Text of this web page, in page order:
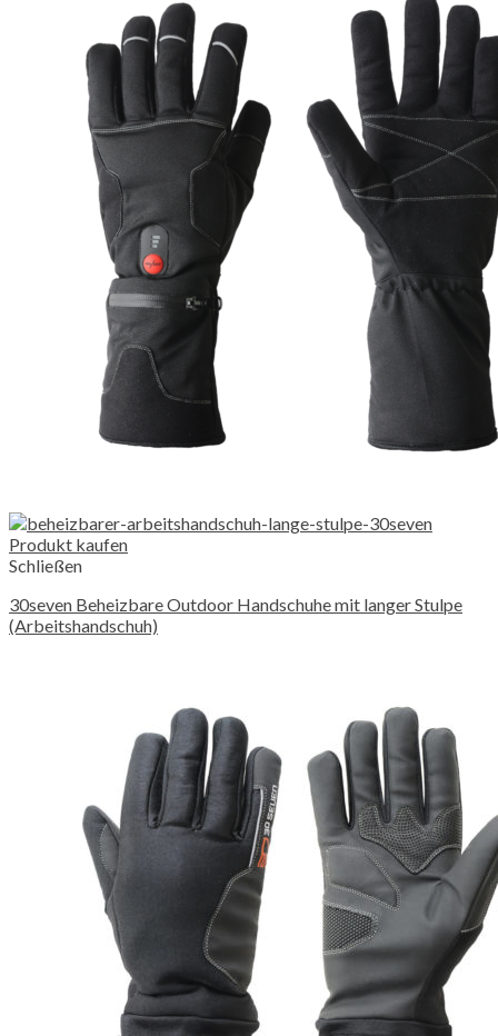
Produkt kaufen
Schließen
30seven Beheizbare Outdoor Handschuhe mit langer Stulpe
(Arbeitshandschuh)